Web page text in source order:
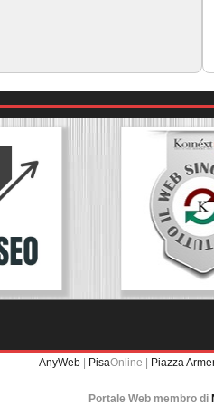
AnyWeb | PisaOnline | Piazza
Portale Web membro di